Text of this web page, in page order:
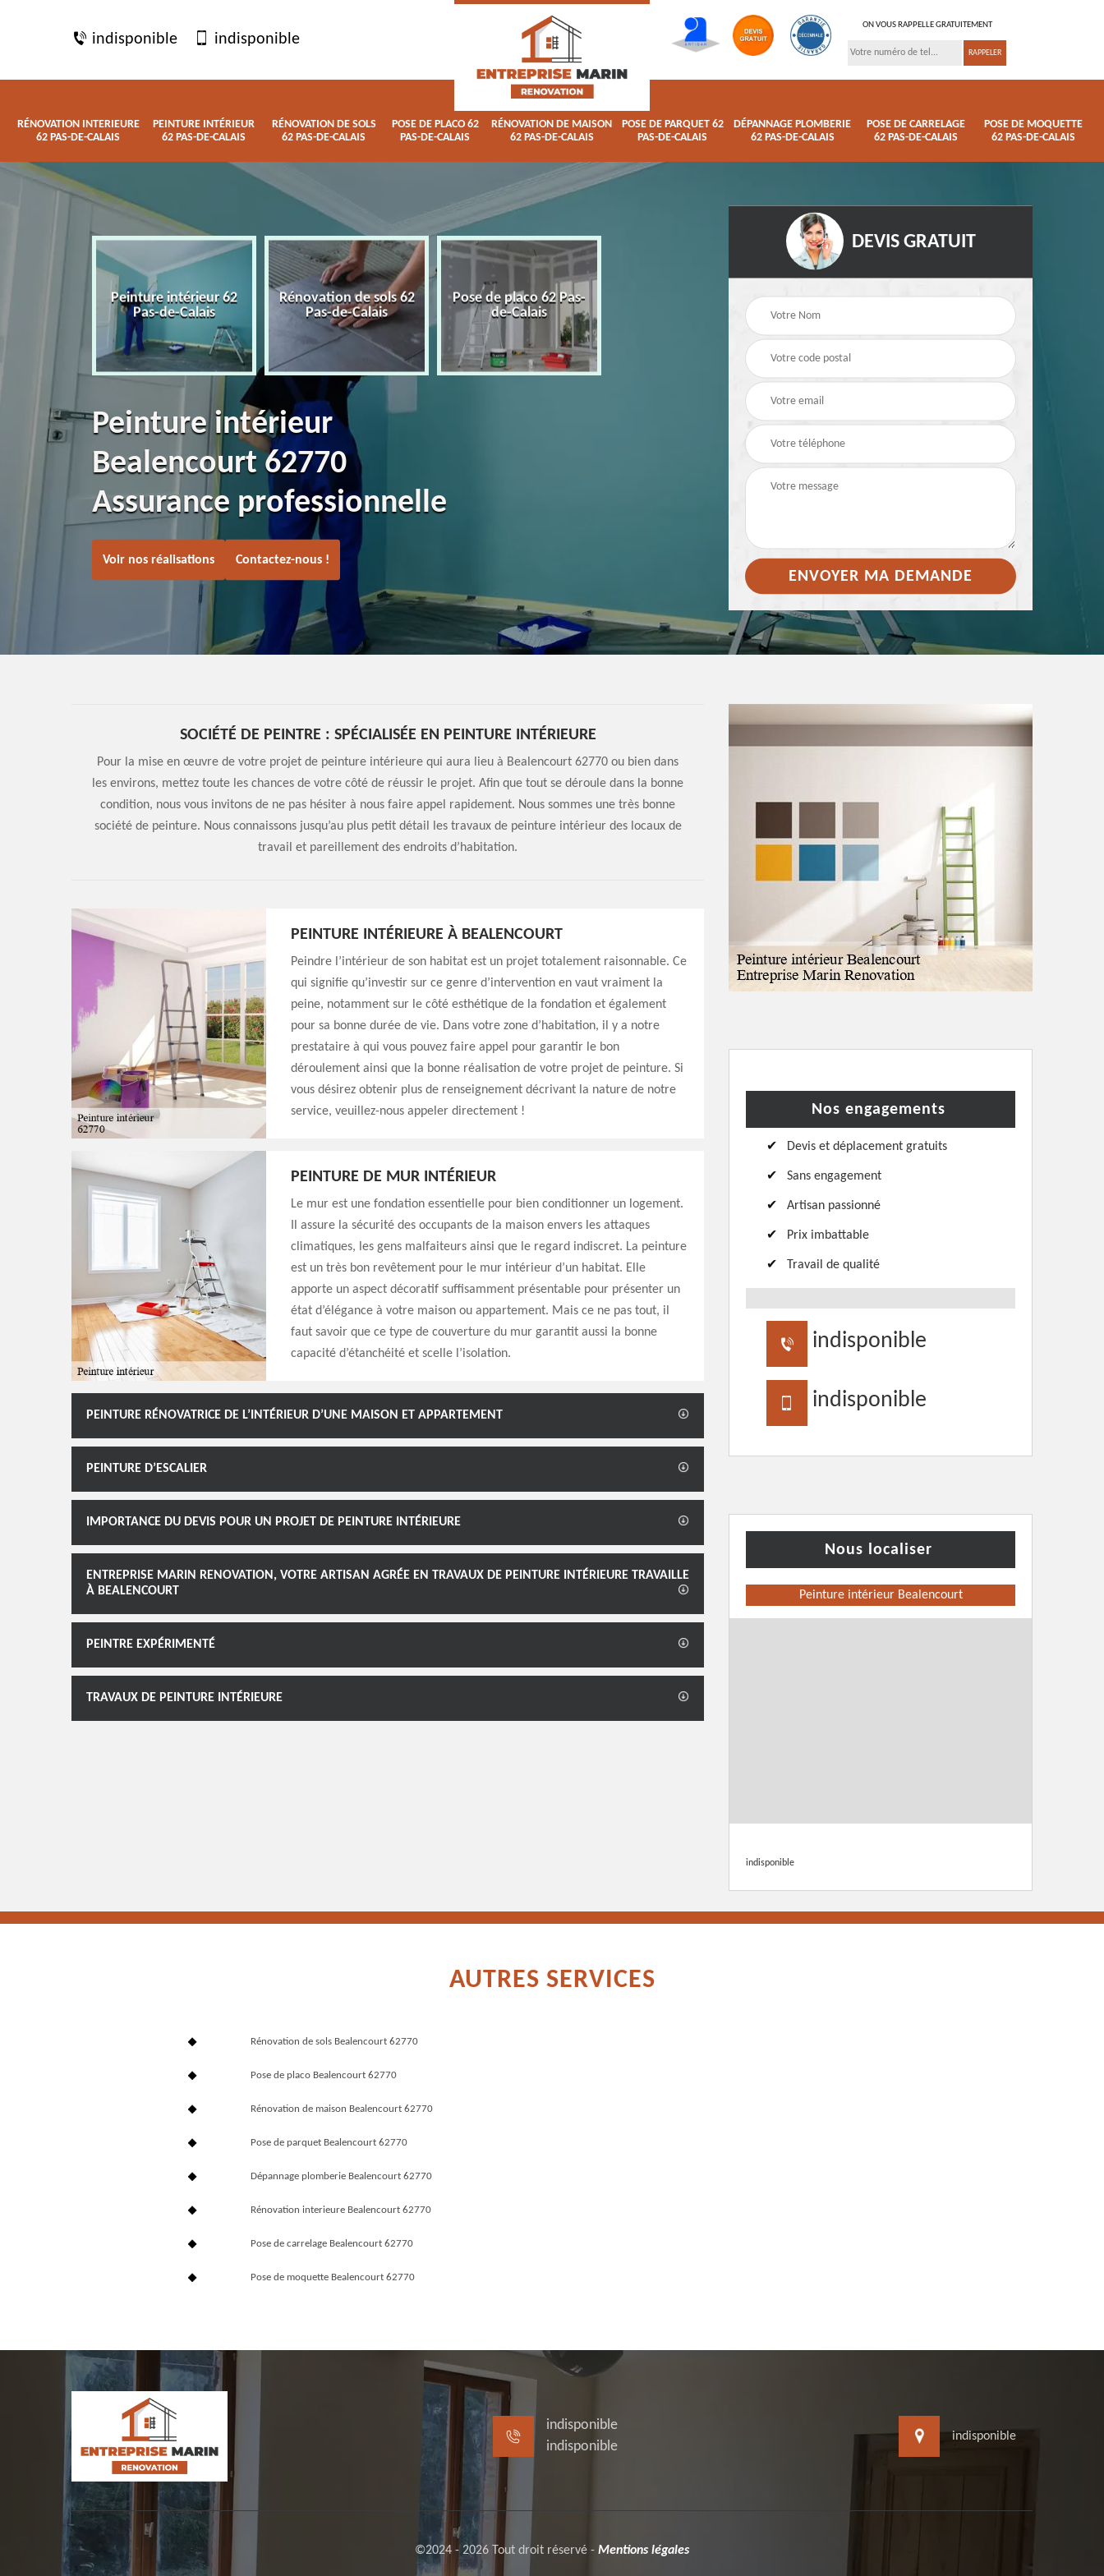
indisponible indisponible
ON VOUS RAPPELLE GRATUITEMENT
RÉNOVATION INTERIEURE
62 PAS-DE-CALAIS
PEINTURE INTÉRIEUR
62 PAS-DE-CALAIS
RÉNOVATION DE SOLS
62 PAS-DE-CALAIS
POSE DE PLACO 62
PAS-DE-CALAIS
RÉNOVATION DE MAISON
62 PAS-DE-CALAIS
POSE DE PARQUET 62
PAS-DE-CALAIS
DÉPANNAGE PLOMBERIE
62 PAS-DE-CALAIS
POSE DE CARRELAGE
62 PAS-DE-CALAIS
POSE DE MOQUETTE
62 PAS-DE-CALAIS
Peinture intérieur 62
Pas-de-Calais
Rénovation de sols 62
Pas-de-Calais
Pose de placo 62 Pas-
de-Calais
Rénovation de maison
Pose de parquet 62
Dépannage
62 Pas-de-Calais
Peinture intérieur
Bealencourt 62770
Assurance professionnelle
Voir nos réalisations Contactez-nous !
DEVIS GRATUIT
SOCIÉTÉ DE PEINTRE : SPÉCIALISÉE EN PEINTURE INTÉRIEURE
Pour la mise en œuvre de votre projet de peinture intérieure qui aura lieu à Bealencourt 62770 ou bien dans
les environs, mettez toute les chances de votre côté de réussir le projet. Afin que tout se déroule dans la bonne
condition, nous vous invitons de ne pas hésiter à nous faire appel rapidement. Nous sommes une très bonne
société de peinture. Nous connaissons jusqu’au plus petit détail les travaux de peinture intérieur des locaux de
travail et pareillement des endroits d’habitation.
PEINTURE INTÉRIEURE À BEALENCOURT
Peindre l’intérieur de son habitat est un projet totalement raisonnable. Ce
qui signifie qu’investir sur ce genre d’intervention en vaut vraiment la
peine, notamment sur le côté esthétique de la fondation et également
pour sa bonne durée de vie. Dans votre zone d’habitation, il y a notre
prestataire à qui vous pouvez faire appel pour garantir le bon
déroulement ainsi que la bonne réalisation de votre projet de peinture. Si
vous désirez obtenir plus de renseignement décrivant la nature de notre
service, veuillez-nous appeler directement !
PEINTURE DE MUR INTÉRIEUR
Le mur est une fondation essentielle pour bien conditionner un logement.
Il assure la sécurité des occupants de la maison envers les attaques
climatiques, les gens malfaiteurs ainsi que le regard indiscret. La peinture
est un très bon revêtement pour le mur intérieur d’un habitat. Elle
apporte un aspect décoratif suffisamment présentable pour présenter un
état d’élégance à votre maison ou appartement. Mais ce ne pas tout, il
faut savoir que ce type de couverture du mur garantit aussi la bonne
capacité d’étanchéité et scelle l’isolation.
PEINTURE RÉNOVATRICE DE L’INTÉRIEUR D’UNE MAISON ET APPARTEMENT
PEINTURE D’ESCALIER
IMPORTANCE DU DEVIS POUR UN PROJET DE PEINTURE INTÉRIEURE
ENTREPRISE MARIN RENOVATION, VOTRE ARTISAN AGRÉE EN TRAVAUX DE PEINTURE INTÉRIEURE TRAVAILLE
À BEALENCOURT
PEINTRE EXPÉRIMENTÉ
TRAVAUX DE PEINTURE INTÉRIEURE
Nos engagements
Devis et déplacement gratuits
Sans engagement
Artisan passionné
Prix imbattable
Travail de qualité
indisponible
indisponible
Nous localiser
Peinture intérieur Bealencourt
indisponible
AUTRES SERVICES
Rénovation de sols Bealencourt 62770
Pose de placo Bealencourt 62770
Rénovation de maison Bealencourt 62770
Pose de parquet Bealencourt 62770
Dépannage plomberie Bealencourt 62770
Rénovation interieure Bealencourt 62770
Pose de carrelage Bealencourt 62770
Pose de moquette Bealencourt 62770
indisponible
indisponible
indisponible
©2024 - 2026 Tout droit réservé - Mentions légales